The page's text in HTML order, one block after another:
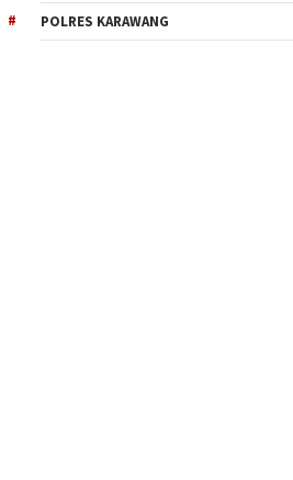
POLRES KARAWANG